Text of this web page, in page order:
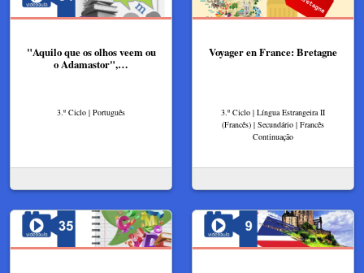
"Aquilo que os olhos veem ou
o Adamastor",…
3.º Ciclo | Português
Voyager en France: Bretagne
3.º Ciclo | Língua Estrangeira II
(Francês) | Secundário | Francês
Continuação